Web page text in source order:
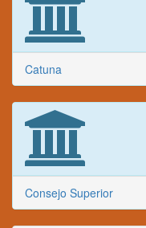
Catuna
Consejo Superior